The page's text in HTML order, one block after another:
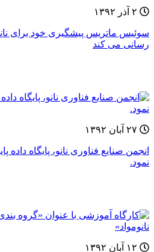
سوئیس ماتریس پیشگیری خود برای
رسانی می کند
انجمن صنایع فناوری نانو، پایگاه
نمود.